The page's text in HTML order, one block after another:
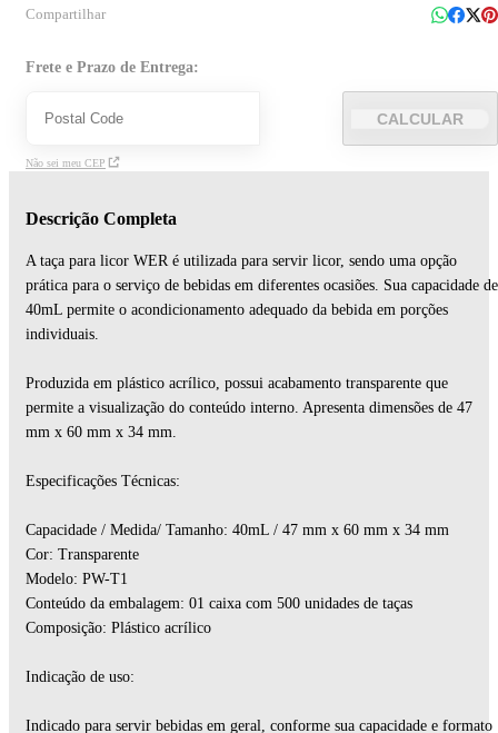
Compartilhar
Frete e Prazo de Entrega:
CALCULAR
Não sei meu CEP
Descrição Completa
A taça para licor WER é utilizada para servir licor, sendo uma opção
prática para o serviço de bebidas em diferentes ocasiões. Sua capacidade de
40mL permite o acondicionamento adequado da bebida em porções
individuais.
Produzida em plástico acrílico, possui acabamento transparente que
permite a visualização do conteúdo interno. Apresenta dimensões de 47
mm x 60 mm x 34 mm.
Especificações Técnicas:
Capacidade / Medida/ Tamanho: 40mL / 47 mm x 60 mm x 34 mm
Cor: Transparente
Modelo: PW-T1
Conteúdo da embalagem: 01 caixa com 500 unidades de taças
Composição: Plástico acrílico
Indicação de uso:
Indicado para servir bebidas em geral, conforme sua capacidade e formato